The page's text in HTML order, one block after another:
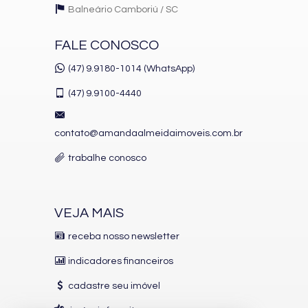
Balneário Camboriú / SC
FALE CONOSCO
(47) 9.9180-1014 (WhatsApp)
(47) 9.9100-4440
contato@amandaalmeidaimoveis.com.br
trabalhe conosco
VEJA MAIS
receba nosso newsletter
indicadores financeiros
cadastre seu imóvel